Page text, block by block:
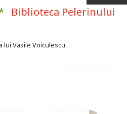
Biblioteca Pelerinului
lui Vasile Voiculescu